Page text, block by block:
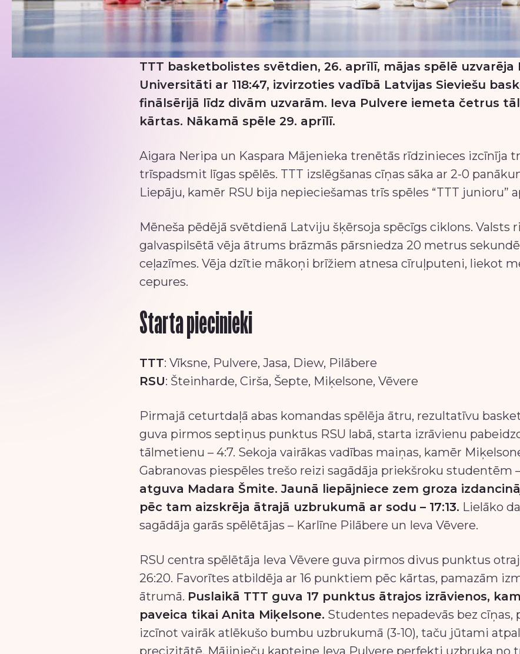
TTT basketbolistes svētdien, 26. aprīlī, mājas spēlē uzvarēja
Universitāti ar 118:47, izvirzoties vadībā Latvijas Sieviešu
finālsērijā līdz divām uzvarām. Ieva Pulvere iemeta četrus
kārtas. Nākamā spēle 29. aprīlī.
Aigara Neripa un Kaspara Mājenieka trenētās rīdzinieces izcīnīja
trīspadsmit līgas spēlēs. TTT izslēgšanas cīņas sāka ar 2-0
Liepāju, kamēr RSU bija nepieciešamas trīs spēles “TTT junioru”
Mēneša pēdējā svētdienā Latviju šķērsoja spēcīgs ciklons. Valsts
galvaspilsētā vēja ātrums brāzmās pārsniedza 20 metrus
ceļazīmes. Vēja dzītie mākoņi brīžiem atnesa cīruļputeni, liekot
cepures.
Starta piecinieki
TTT: Vīksne, Pulvere, Jasa, Diew, Pilābere
RSU: Šteinharde, Cirša, Šepte, Miķelsone, Vēvere
Pirmajā ceturtdaļā abas komandas spēlēja ātru, rezultatīvu
guva pirmos septiņus punktus RSU labā, starta izrāvienu
tālmetienu – 4:7. Sekoja vairākas vadības maiņas, kamēr
Gabranovas piespēles trešo reizi sagādāja priekšroku studentēm –
atguva Madara Šmite. Jaunā liepājniece zem groza
pēc tam aizskrēja ātrajā uzbrukumā ar sodu – 17:13. Lielāko
sagādāja garās spēlētājas – Karlīne Pilābere un Ieva Vēvere.
RSU centra spēlētāja Ieva Vēvere guva pirmos divus punktus
26:20. Favorītes atbildēja ar 16 punktiem pēc kārtas, pamazām
ātrumā. Puslaikā TTT guva 17 punktus ātrajos izrāvienos,
paveica tikai Anita Miķelsone. Studentes nepadevās bez
izcīnot vairāk atlēkušo bumbu uzbrukumā (3-10), taču jūtami
precizitātē. Mājinieču kapteine Ieva Pulvere perfekti uzbruka no